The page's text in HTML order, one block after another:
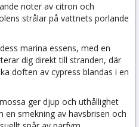
noter av citron och
strålar på vattnets porlande
marina essens, med en
dig direkt till stranden, där
doften av cypress blandas i en
ger djup och uthållighet
smekning av havsbrisen och